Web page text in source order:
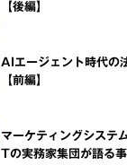
【後編】
AIエージェント時代の
【前編】
マーケティングシステ
Tの実務家集団が語る